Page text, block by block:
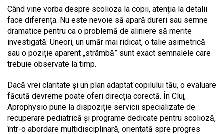
Când vine vorba despre scolioza la copii, atenția la detalii
face diferența. Nu este nevoie să apară dureri sau semne
dramatice pentru ca o problemă de aliniere să merite
investigată. Uneori, un umăr mai ridicat, o talie asimetrică
sau o poziție aparent „strâmbă” sunt exact semnalele care
trebuie observate la timp.
Dacă vrei claritate și un plan adaptat copilului tău, o evaluare
făcută devreme poate oferi direcția corectă. În Cluj,
Aprophysio pune la dispoziție servicii specializate de
recuperare pediatrică și programe dedicate pentru scolioză,
într-o abordare multidisciplinară, orientată spre progres